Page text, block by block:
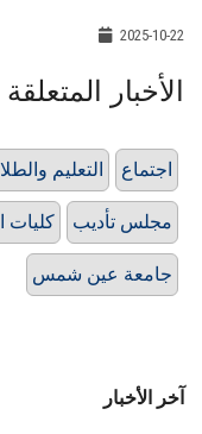
2025-10-22
الأخبار المتعلقة
التعليم اجتماع
كليات مجلس تأديب
جامعة عين شمس
آخر الأخبار